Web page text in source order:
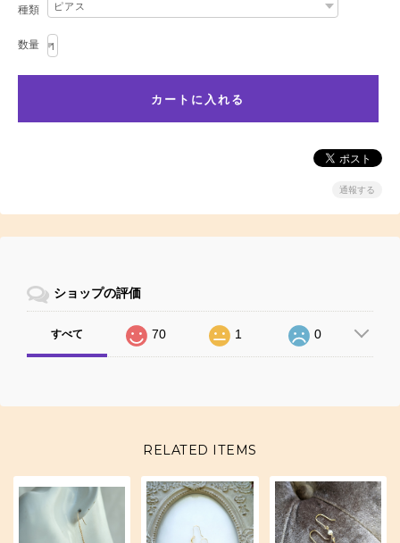
種類
数量
通報する
ショップの評価
すべて 70 1 0
RELATED ITEMS